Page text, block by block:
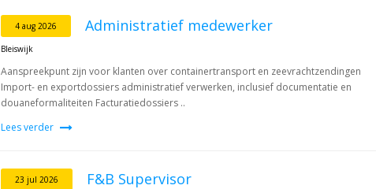
4 aug 2026 Administratief medewerker
Bleiswijk
Aanspreekpunt zijn voor klanten over containertransport en zeevrachtzendingen
Import- en exportdossiers administratief verwerken, inclusief documentatie en
douaneformaliteiten Facturatiedossiers ..
Lees verder
23 jul 2026 F&B Supervisor